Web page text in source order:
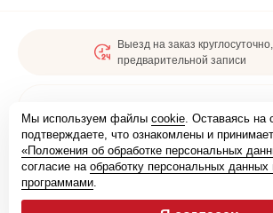
Выезд на заказ
предварительной записи
Мы зарегистрированы
Мы используем файлы cookie. Оставаясь на
подтверждаете, что ознакомлены и
«Положения об обработке персональных
согласие на обработку персональных данных
программами.